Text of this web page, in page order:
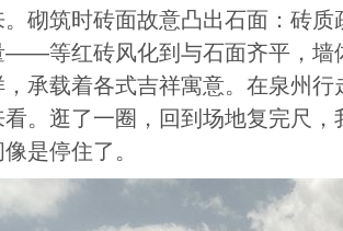
砌筑时砖面故意凸出石面：砖
——等红砖风化到与石面齐平，墙
承载着各式吉祥寓意。在泉州
。逛了一圈，回到场地复完尺
是停住了。